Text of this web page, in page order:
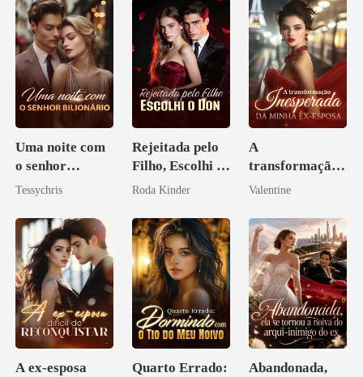
Uma noite com
o senhor
Bilionário
Tessychris
Rejeitada pelo
Filho, Escolhi o
Don
Roda Kinder
A
transformação
inesperada da
esposa
Valentine
A ex-esposa
Quarto Errado:
Abandonada,